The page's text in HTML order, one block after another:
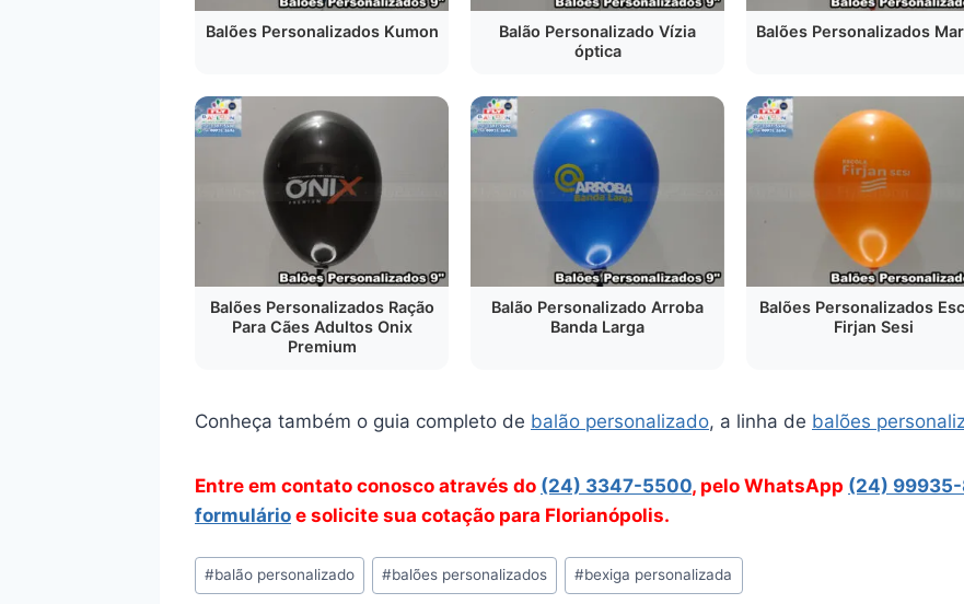
Balões Personalizados Kumon
Balão Personalizado Vízia
óptica
Balões Personalizados
Balões Personalizados Ração
Para Cães Adultos Onix
Premium
Balão Personalizado Arroba
Banda Larga
Balões Personalizados
Firjan Sesi
Conheça também o guia completo de balão personalizado, a linha de balões
Entre em contato conosco através do (24) 3347-5500, pelo WhatsApp (24)
formulário e solicite sua cotação para Florianópolis.
Tags
do
#balão personalizado #balões personalizados #bexiga personalizada